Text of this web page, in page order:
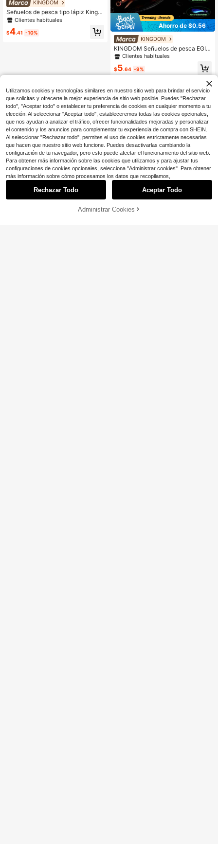
KINGDOM
Señuelos de pesca tipo lápiz Kingd
om Kingshad, hundibles y flotantes
y salada, fáciles de lanzar a larga di
Clientes habituales
$4.41 -10%
Ahorro de $0.56
KINGDOM
KINGDOM Señuelos de pesca EGIKI
NG SP 5.8g 8.7g 10g - Jigs de cala
ging para pesca de calamar y sepia
luminosa en el mar
Clientes habituales
$5.64 -9%
¡4% DE DESCUENTO! AÑADIR A LA BOLSA
Utilizamos cookies y tecnologías similares en nuestro sitio web para brindar el servicio
que solicitas y ofrecerte la mejor experiencia de sitio web posible. Puedes "Rechazar
todo", "Aceptar todo" o establecer tu preferencia de cookies en cualquier momento a tu
elección. Al seleccionar "Aceptar todo", estableceremos todas las cookies opcionales,
que nos ayudan a analizar el tráfico, ofrecer funcionalidades mejoradas y personalizar
el contenido y los anuncios para complementar tu experiencia de compra con SHEIN.
Al seleccionar "Rechazar todo", permites el uso de cookies estrictamente necesarias
que hacen que nuestro sitio web funcione. Puedes desactivarlas cambiando la
configuración de tu navegador, pero esto puede afectar el funcionamiento del sitio web.
Para obtener más información sobre las cookies que utilizamos y para ajustar tus
configuraciones de cookies opcionales, selecciona "Administrar cookies". Para obtener
más información sobre cómo procesamos los datos que recopilamos,
Rechazar Todo Aceptar Todo
Administrar Cookies